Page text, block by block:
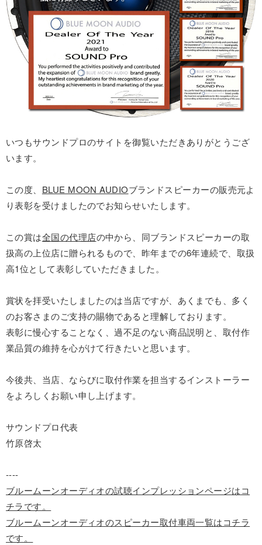
いつもサウンドプロのサイトを御覧いただきありがとうござ
います。
この度、 BLUE MOON AUDIOブランドスピーカーの販売元よ
り表彰を受けましたのでお知らせいたします。
この賞は全国の代理店の中から、同ブランドスピーカーの取
扱高の上位店に贈られるもので、昨年までの6年連続で、取扱
高1位として表彰していただきました。
賞状を拝受いたしましたのは当店ですが、あくまでも、多く
のお客さまのご支持の賜物であると理解しております。
表彰に慢心することなく、過不足のない商品説明と、取付作
業品質の維持を心がけて行きたいと思います。
今後共、当店、ならびに取付作業を担当するインストーラー
をよろしくお願い申し上げます。
サウンドプロ代表
竹原啓太
----
ブルームーンオーディオの試聴インプレッションページはコ
チラです。
ブルームーンオーディオのスピーカー取付車両一覧はコチラ
です。